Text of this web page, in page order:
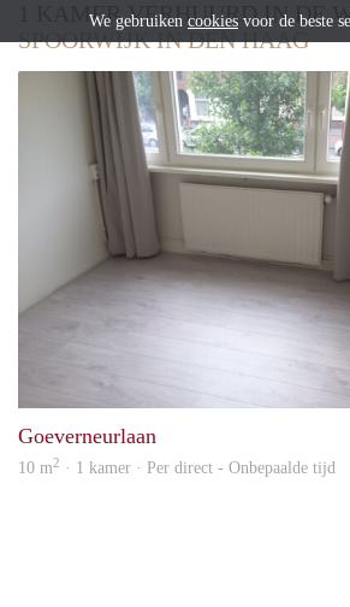
1 KAMER VERHUURD IN DE
SPOORWIJK IN DEN HAAG
Goeverneurlaan
10 m2 · 1 kamer · Per direct - Onbepaalde tijd
We gebruiken cookies voor de beste